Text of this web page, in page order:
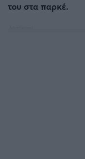
του στα παρκέ.